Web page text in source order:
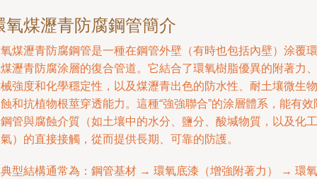
氧煤瀝青防腐鋼管簡介
煤瀝青防腐鋼管是一種在鋼管外壁（有時也包括內壁）涂覆環
瀝青防腐涂層的復合管道。它結合了環氧樹脂優異的附著力、
強度和化學穩定性，以及煤瀝青出色的防水性、耐土壤微生物
和抗植物根莖穿透能力。這種“強強聯合”的涂層體系，能有效
管與腐蝕介質（如土壤中的水分、鹽分、酸堿物質，以及化工
）的直接接觸，從而提供長期、可靠的防護。
型結構通常為：鋼管基材 → 環氧底漆（增強附著力） → 環氧